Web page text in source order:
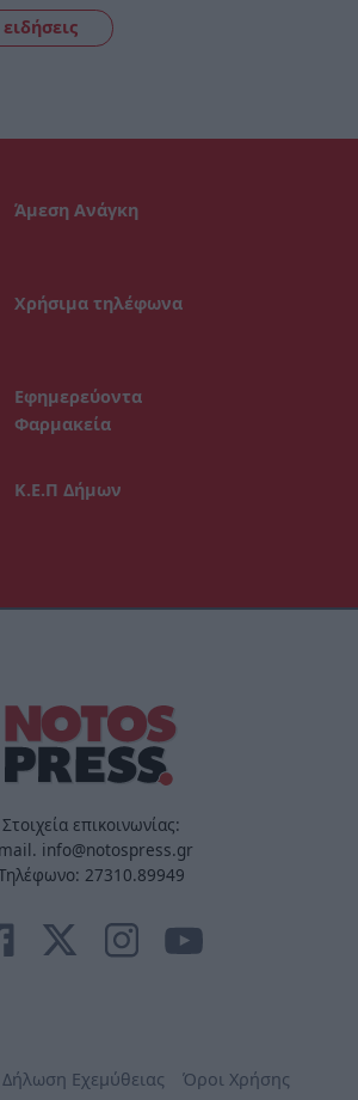
Άμεση Ανάγκη
Χρήσιμα τηλέφωνα
Εφημερεύοντα
Φαρμακεία
Κ.Ε.Π Δήμων
Στοιχεία επικοινωνίας:
info@notospress.gr
27310.89949
Δήλωση Εχεμύθειας Όροι Χρήσης